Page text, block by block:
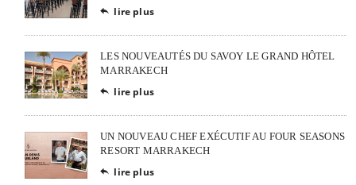
 lire plus
LES NOUVEAUTÉS DU SAVOY LE GRAND HÔTEL
MARRAKECH
 lire plus
UN NOUVEAU CHEF EXÉCUTIF AU FOUR SEASONS
RESORT MARRAKECH
 lire plus